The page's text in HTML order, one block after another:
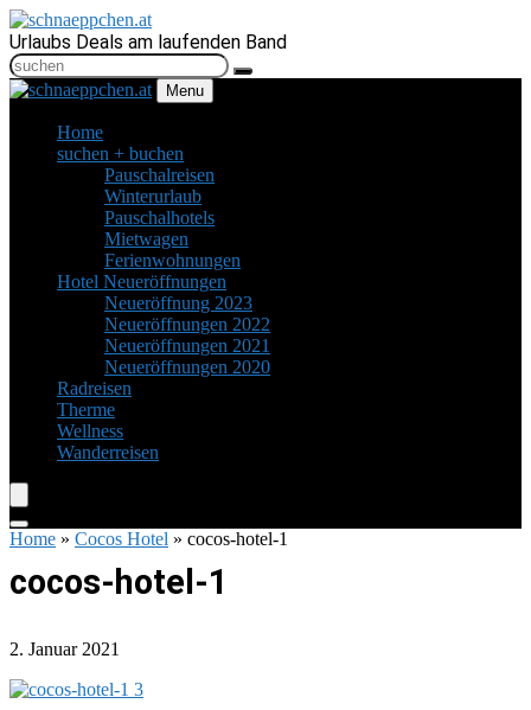
Urlaubs Deals am laufenden Band
Menu
Home
suchen + buchen
Pauschalreisen
Winterurlaub
Pauschalhotels
Mietwagen
Ferienwohnungen
Hotel Neueröffnungen
Neueröffnung 2023
Neueröffnungen 2022
Neueröffnungen 2021
Neueröffnungen 2020
Radreisen
Therme
Wellness
Wanderreisen
Home » Cocos Hotel » cocos-hotel-1
cocos-hotel-1
2. Januar 2021